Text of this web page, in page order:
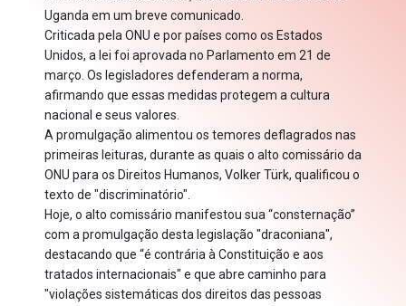
Uganda em um breve comunicado.
Criticada pela ONU e por países como os Estados
Unidos, a lei foi aprovada no Parlamento em 21 de
março. Os legisladores defenderam a norma,
afirmando que essas medidas protegem a cultura
nacional e seus valores.
A promulgação alimentou os temores deflagrados nas
primeiras leituras, durante as quais o alto comissário da
ONU para os Direitos Humanos, Volker Türk, qualificou o
texto de "discriminatório".
Hoje, o alto comissário manifestou sua “consternação”
com a promulgação desta legislação "draconiana",
destacando que “é contrária à Constituição e aos
tratados internacionais" e que abre caminho para
"violações sistemáticas dos direitos das pessoas